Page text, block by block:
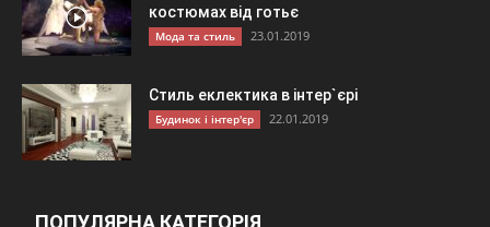
костюмах від готьє
Мода та стиль 23.01.2019
Стиль еклектика в інтер`єрі
Будинок і інтер'єр 22.01.2019
ПОПУЛЯРНА КАТЕГОРІЯ